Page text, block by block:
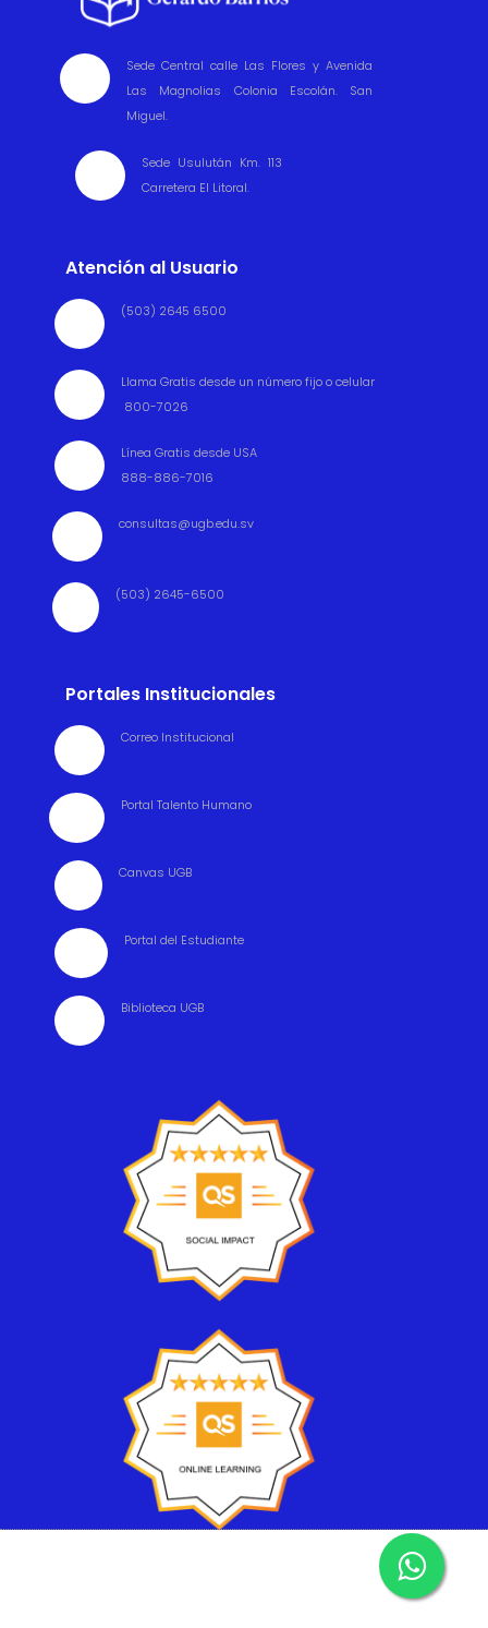
Sede Central calle Las Flores y Avenida
Las Magnolias Colonia Escolán. San
Miguel.
Sede Usulután Km. 113
Carretera El Litoral.
Atención al Usuario
(503) 2645 6500
Llama Gratis desde un número fijo o celular
800-7026
Línea Gratis desde USA
888-886-7016
consultas@ugb.edu.sv
(503) 2645-6500
Portales Institucionales
Correo Institucional
Portal Talento Humano
Canvas UGB
Portal del Estudiante
Biblioteca UGB